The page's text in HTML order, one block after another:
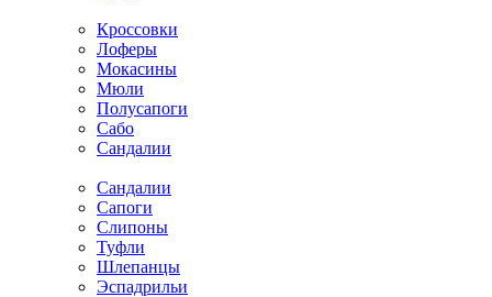
Кроссовки
Лоферы
Мокасины
Мюли
Полусапоги
Сабо
Сандалии
Сандалии
Сапоги
Слипоны
Туфли
Шлепанцы
Эспадрильи